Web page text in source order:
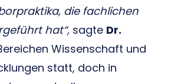
die fachlichen
hat“, sagte Dr.
Wissenschaft und
statt, doch in